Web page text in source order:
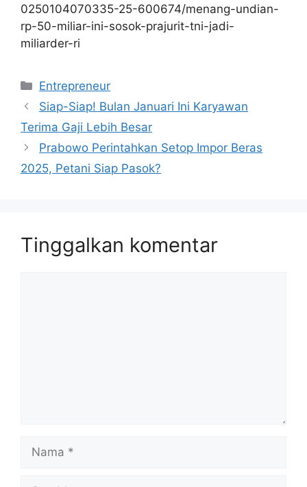
0250104070335-25-600674/menang-undian-
rp-50-miliar-ini-sosok-prajurit-tni-jadi-
miliarder-ri
Kategori
Entrepreneur
Siap-Siap! Bulan Januari Ini Karyawan
Terima Gaji Lebih Besar
Prabowo Perintahkan Setop Impor Beras
2025, Petani Siap Pasok?
Tinggalkan komentar
Nama
Surel